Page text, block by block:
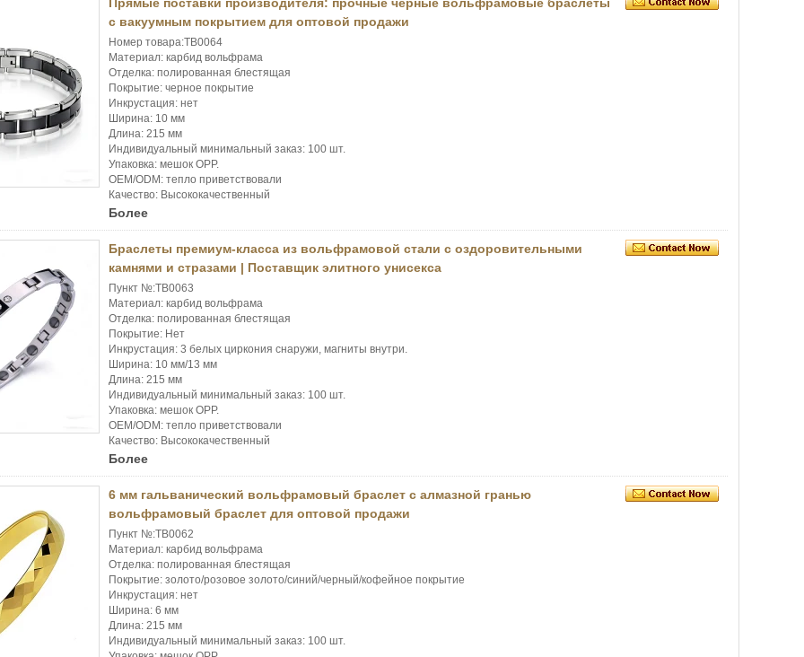
с вакуумным покрытием для оптовой продажи
Номер товара:TB0064
Материал: карбид вольфрама
Отделка: полированная блестящая
Покрытие: черное покрытие
Инкрустация: нет
Ширина: 10 мм
Длина: 215 мм
Индивидуальный минимальный заказ: 100 шт.
Упаковка: мешок OPP.
OEM/ODM: тепло приветствовали
Качество: Высококачественный
Более
Браслеты премиум-класса из вольфрамовой стали с оздоровительными
камнями и стразами | Поставщик элитного унисекса
Пункт №:TB0063
Материал: карбид вольфрама
Отделка: полированная блестящая
Покрытие: Нет
Инкрустация: 3 белых циркония снаружи, магниты внутри.
Ширина: 10 мм/13 мм
Длина: 215 мм
Индивидуальный минимальный заказ: 100 шт.
Упаковка: мешок OPP.
OEM/ODM: тепло приветствовали
Качество: Высококачественный
Более
6 мм гальванический вольфрамовый браслет с алмазной гранью
вольфрамовый браслет для оптовой продажи
Пункт №:TB0062
Материал: карбид вольфрама
Отделка: полированная блестящая
Покрытие: золото/розовое золото/синий/черный/кофейное покрытие
Инкрустация: нет
Ширина: 6 мм
Длина: 215 мм
Индивидуальный минимальный заказ: 100 шт.